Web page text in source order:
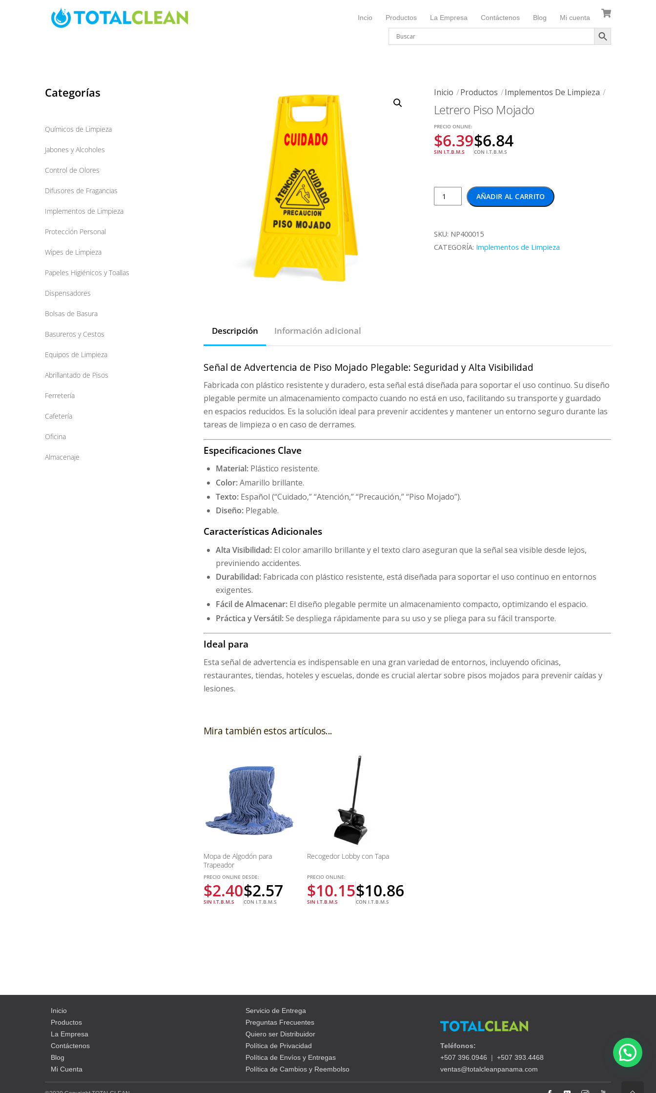
Incio Productos La Empresa Contáctenos Blog Mi cuenta
Inicio Productos Implementos De Limpieza
Letrero Piso Mojado
PRECIO ONLINE:
$6.39
SIN I.T.B.M.S
$6.84
CON I.T.B.M.S
Letrero
Piso
cantidad
AÑADIR AL CARRITO
SKU: NP400015
CATEGORÍA: Implementos de Limpieza
Descripción Información adicional
Señal de Advertencia de Piso Mojado Plegable: Seguridad y Alta Visibilidad
Fabricada con plástico resistente y duradero, esta señal está diseñada para soportar el uso continuo. Su diseño
plegable permite un almacenamiento compacto cuando no está en uso, facilitando su transporte y guardado
en espacios reducidos. Es la solución ideal para prevenir accidentes y mantener un entorno seguro durante las
tareas de limpieza o en caso de derrames.
Especificaciones Clave
Material: Plástico resistente.
Color:Amarillo brillante.
Texto: Español (“Cuidado,” “Atención,” “Precaución,” “Piso Mojado”).
Diseño: Plegable.
Características Adicionales
Alta Visibilidad: El color amarillo brillante y el texto claro aseguran que la señal sea visible desde lejos,
previniendo accidentes.
Durabilidad: Fabricada con plástico resistente, está diseñada para soportar el uso continuo en entornos
exigentes.
Fácil de Almacenar: El diseño plegable permite un almacenamiento compacto, optimizando el espacio.
Práctica y Versátil:Se despliega rápidamente para su uso y se pliega para su fácil transporte.
Ideal para
Esta señal de advertencia es indispensable en una gran variedad de entornos, incluyendo oficinas,
restaurantes, tiendas, hoteles y escuelas, donde es crucial alertar sobre pisos mojados para prevenir caídas y
lesiones.
Mira también estos artículos...
Mopa de Algodón para
Trapeador
PRECIO ONLINE DESDE:
$2.40
SIN I.T.B.M.S
$2.57
CON I.T.B.M.S
Recogedor Lobby con Tapa
PRECIO ONLINE:
$10.15
SIN I.T.B.M.S
$10.86
CON I.T.B.M.S
Categorías
Químicos de Limpieza
Jabones y Alcoholes
Control de Olores
Difusores de Fragancias
Implementos de Limpieza
Protección Personal
Wipes de Limpieza
Papeles Higiénicos y Toallas
Dispensadores
Bolsas de Basura
Basureros y Cestos
Equipos de Limpieza
Abrillantado de Pisos
Ferretería
Cafetería
Oficina
Almacenaje
Inicio
Productos
La Empresa
Contáctenos
Blog
Mi Cuenta
Servicio de Entrega
Preguntas Frecuentes
Quiero ser Distribuidor
Política de Privacidad
Política de Envíos y Entregas
Política de Cambios y Reembolso
Teléfonos:
+507 396.0946 | +507 393.4468
ventas@totalcleanpanama.com